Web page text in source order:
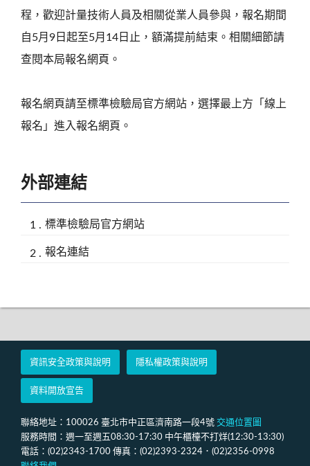
程，歡迎計量技術人員及相關從業人員參與，報名期間
自5月9日起至5月14日止，額滿提前結束。相關細節請
查閱本局報名網頁。
報名網頁請至標準檢驗局官方網站，選擇最上方「線上
報名」進入報名網頁。
外部連結
標準檢驗局官方網站
報名連結
資訊安全政策與說明 隱私權政策與說明
資料開放宣告
聯絡地址：100026 臺北市中正區濟南路一段4號 交通位置圖
服務時間：週一至週五08:30-17:30 中午櫃檯不打烊(12:30-13:30)
電話：(02)2343-1700 傳真：(02)2393-2324．(02)2356-0998